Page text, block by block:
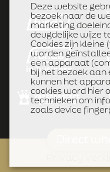
Deze website
bezoek naar de
marketing
deugdelijke wijze
Cookies zijn kleine
worden
een apparaat
bij het bezoek aan
kunnen het
cookies word hier
technieken om
zoals device
Direct